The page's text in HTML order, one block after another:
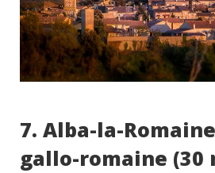
7. Alba-la-
gallo-romaine (30